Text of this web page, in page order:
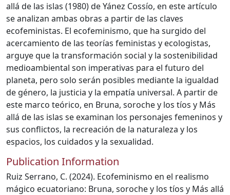
allá de las islas (1980) de Yánez Cossío, en este artículo
se analizan ambas obras a partir de las claves
ecofeministas. El ecofeminismo, que ha surgido del
acercamiento de las teorías feministas y ecologistas,
arguye que la transformación social y la sostenibilidad
medioambiental son imperativas para el futuro del
planeta, pero solo serán posibles mediante la igualdad
de género, la justicia y la empatía universal. A partir de
este marco teórico, en Bruna, soroche y los tíos y Más
allá de las islas se examinan los personajes femeninos y
sus conflictos, la recreación de la naturaleza y los
espacios, los cuidados y la sexualidad.
Publication Information
Ruiz Serrano, C. (2024). Ecofeminismo en el realismo
mágico ecuatoriano: Bruna, soroche y los tíos y Más allá